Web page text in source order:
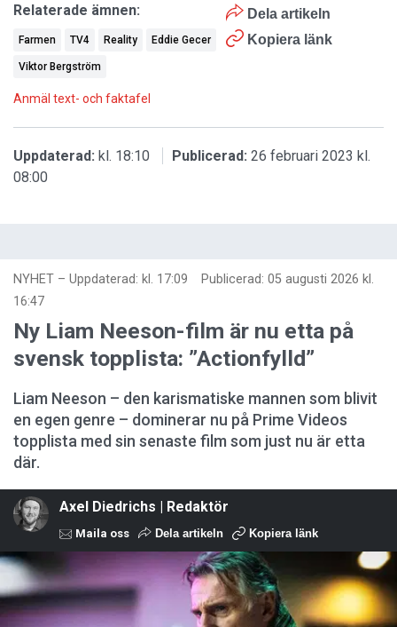
Dela artikeln
Kopiera länk
Relaterade ämnen:
Farmen TV4 Reality Eddie Gecer
Viktor Bergström
Anmäl text- och faktafel
Uppdaterad: kl. 18:10 Publicerad: 26 februari 2023 kl.
08:00
NYHET – Uppdaterad: kl. 17:09 Publicerad: 05 augusti 2026 kl.
16:47
Ny Liam Neeson-film är nu etta på
svensk topplista: ”Actionfylld”
Liam Neeson – den karismatiske mannen som blivit
en egen genre – dominerar nu på Prime Videos
topplista med sin senaste film som just nu är etta
där.
Axel Diedrichs | Redaktör
Maila oss Dela artikeln Kopiera länk